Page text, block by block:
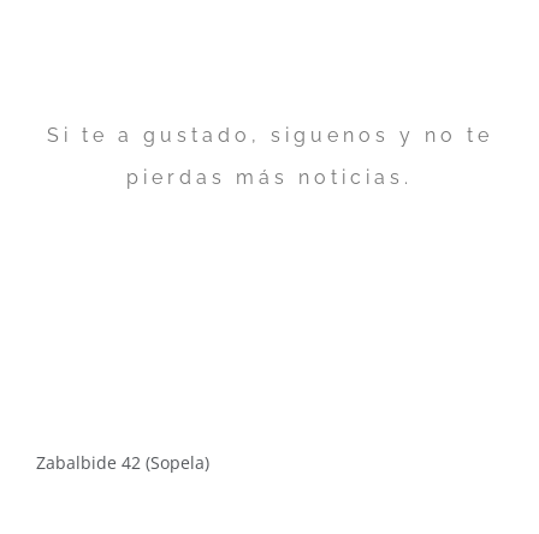
Si te a gustado, siguenos y no te
pierdas más noticias.
Zabalbide 42 (Sopela)